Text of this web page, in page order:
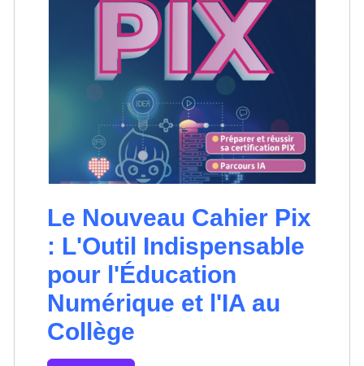
Le Nouveau Cahier Pix
: L'Outil Indispensable
pour l'Éducation
Numérique et l'IA au
Collège